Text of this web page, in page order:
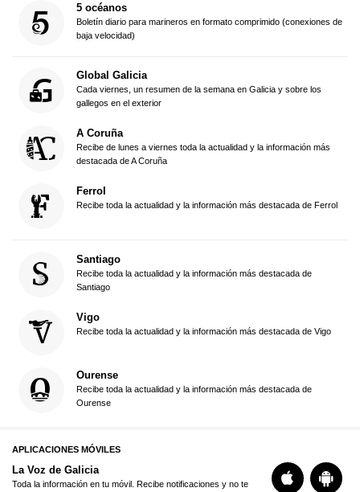
5 océanos
Boletín diario para marineros en formato comprimido (conexiones de
baja velocidad)
Global Galicia
Cada viernes, un resumen de la semana en Galicia y sobre los
gallegos en el exterior
A Coruña
Recibe de lunes a viernes toda la actualidad y la información más
destacada de A Coruña
Ferrol
Recibe toda la actualidad y la información más destacada de Ferrol
Santiago
Recibe toda la actualidad y la información más destacada de
Santiago
Vigo
Recibe toda la actualidad y la información más destacada de Vigo
Ourense
Recibe toda la actualidad y la información más destacada de
Ourense
APLICACIONES MÓVILES
La Voz de Galicia
Toda la información en tu móvil. Recibe notificaciones y no te